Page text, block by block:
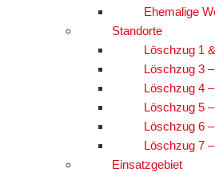
Ehemalige
Standorte
Löschzug 1
Löschzug 3
Löschzug 4
Löschzug 5
Löschzug 6
Löschzug 7
Einsatzgebiet